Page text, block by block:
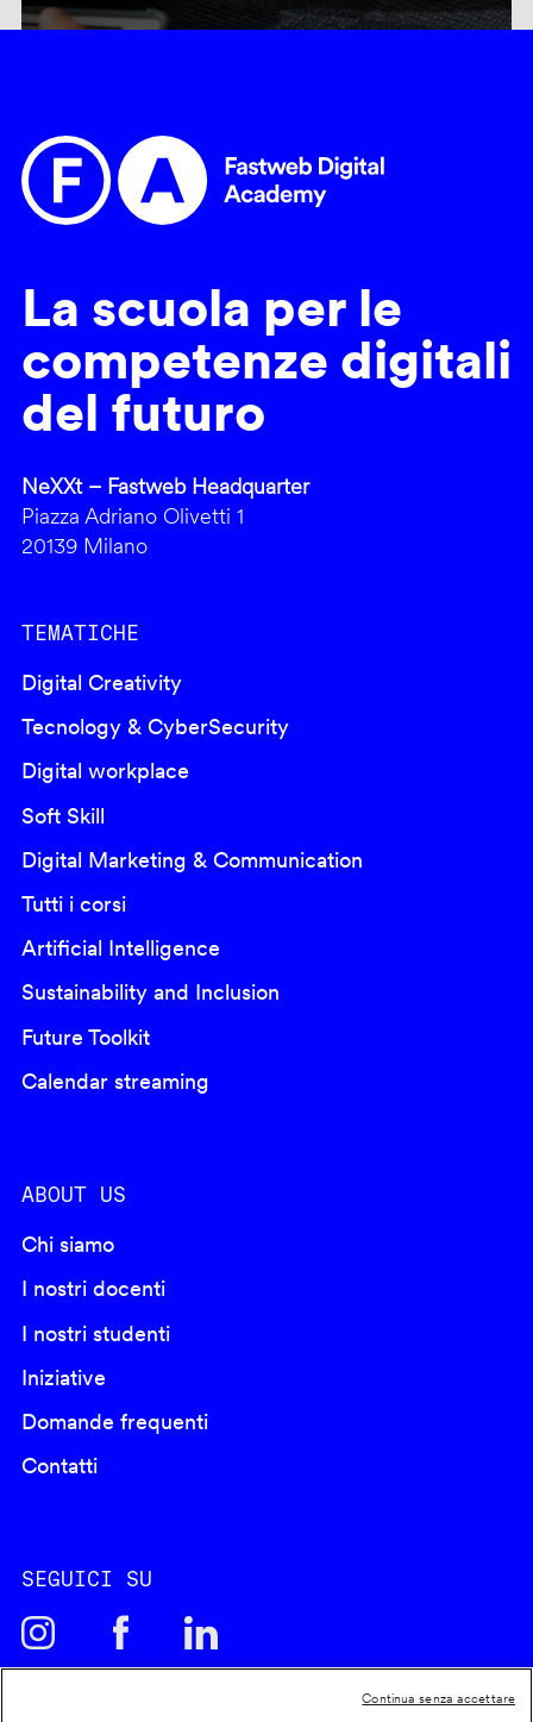
La scuola per le
competenze digitali
del futuro
NeXXt – Fastweb Headquarter
Piazza Adriano Olivetti 1
20139 Milano
TEMATICHE
Digital Creativity
Tecnology & CyberSecurity
Digital workplace
Soft Skill
Digital Marketing & Communication
Tutti i corsi
Artificial Intelligence
Sustainability and Inclusion
Future Toolkit
Calendar streaming
ABOUT US
Chi siamo
I nostri docenti
I nostri studenti
Iniziative
Domande frequenti
Contatti
SEGUICI SU
Continua senza accettare